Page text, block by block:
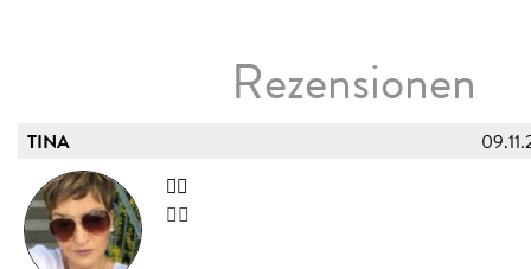
Rezensionen
TINA
👍🏻
👍🏻